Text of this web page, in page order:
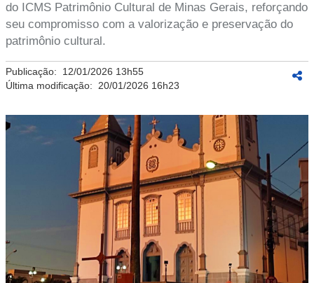
do ICMS Patrimônio Cultural de Minas Gerais, reforçando
seu compromisso com a valorização e preservação do
patrimônio cultural.
Publicação: 12/01/2026 13h55
Última modificação: 20/01/2026 16h23